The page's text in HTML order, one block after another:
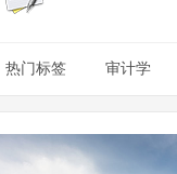
热门标签 审计学
卫校生